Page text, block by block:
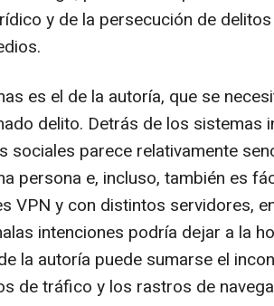
y de la persecución de
es el de la autoría, que se
delito. Detrás de los sistemas
sociales parece relativamente
persona e, incluso, también es
VPN y con distintos servidores,
intenciones podría dejar a la
la autoría puede sumarse el
de tráfico y los rastros de